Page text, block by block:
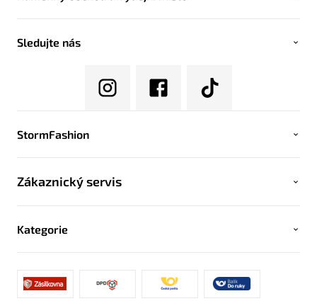
Sledujte nás
StormFashion
Zákaznický servis
Kategorie